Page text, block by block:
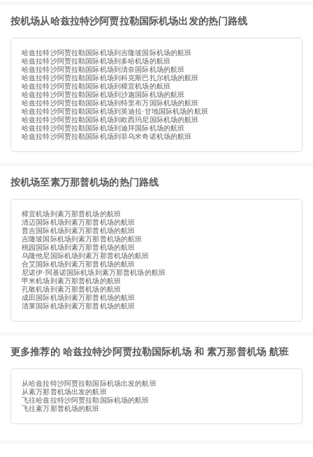
按机场从哈兹拉特沙阿贾拉勒国际机场出发的热门路线
哈兹拉特沙阿贾拉勒国际机场到吉隆坡国际机场的航班
哈兹拉特沙阿贾拉勒国际机场到多哈机场的航班
哈兹拉特沙阿贾拉勒国际机场到清奈国际机场的航班
哈兹拉特沙阿贾拉勒国际机场到科克斯巴扎尔机场的航班
哈兹拉特沙阿贾拉勒国际机场到樟宜机场的航班
哈兹拉特沙阿贾拉勒国际机场到沙迦国际机场的航班
哈兹拉特沙阿贾拉勒国际机场到特里布万国际机场的航班
哈兹拉特沙阿贾拉勒国际机场到英迪拉·甘地国际机场的航班
哈兹拉特沙阿贾拉勒国际机场到欧西玛尼国际机场的航班
哈兹拉特沙阿贾拉勒国际机场到迪拜国际机场的航班
哈兹拉特沙阿贾拉勒国际机场到菲乌米奇诺机场的航班
按机场至素万那普机场的热门路线
樟宜机场到素万那普机场的航班
清迈国际机场到素万那普机场的航班
普吉国际机场到素万那普机场的航班
吉隆坡国际机场到素万那普机场的航班
桃园国际机场到素万那普机场的航班
乌隆他尼国际机场到素万那普机场的航班
合艾国际机场到素万那普机场的航班
尼诺伊·阿基诺国际机场到素万那普机场的航班
甲米机场到素万那普机场的航班
孔敬机场到素万那普机场的航班
成田国际机场到素万那普机场的航班
清莱国际机场到素万那普机场的航班
更多推荐的 哈兹拉特沙阿贾拉勒国际机场 和 素万那普机场 航班
从哈兹拉特沙阿贾拉勒国际机场出发的航班
从素万那普机场出发的航班
飞往哈兹拉特沙阿贾拉勒国际机场的航班
飞往素万那普机场的航班